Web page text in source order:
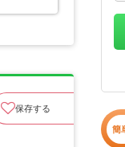
保存する
簡